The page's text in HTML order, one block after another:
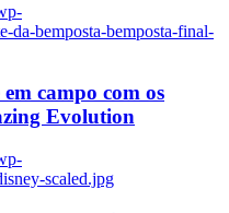
da-bemposta-bemposta-final-
campo com os
Evolution
scaled.jpg